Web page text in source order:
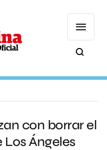
con borrar el
Ángeles